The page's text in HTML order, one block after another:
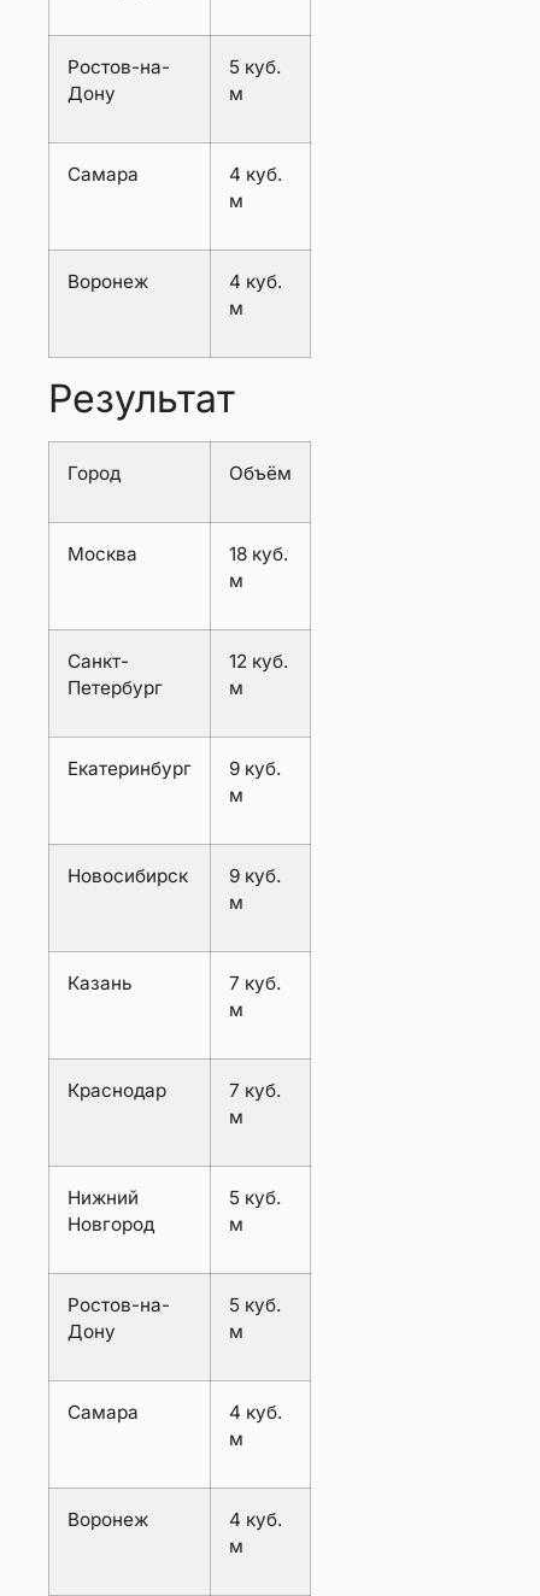
Ростов-на-
Дону
5 куб.
м
Самара
4 куб.
м
Воронеж
4 куб.
м
Результат
Город Объём
Москва
18 куб.
м
Санкт-
Петербург
12 куб.
м
Екатеринбург
9 куб.
м
Новосибирск
9 куб.
м
Казань
7 куб.
м
Краснодар
7 куб.
м
Нижний
Новгород
5 куб.
м
Ростов-на-
Дону
5 куб.
м
Самара
4 куб.
м
Воронеж
4 куб.
м